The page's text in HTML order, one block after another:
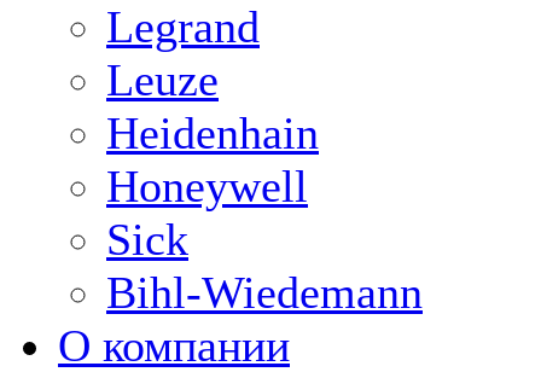
Legrand
Leuze
Heidenhain
Honeywell
Sick
Bihl-Wiedemann
О компании